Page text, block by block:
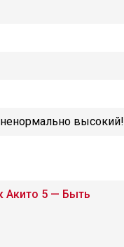
высокий!
Акито 5 — Быть